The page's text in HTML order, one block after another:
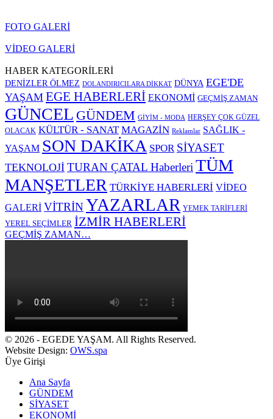
FOTO GALERİ
VİDEO GALERİ
HABER KATEGORİLERİ
DENİZLER ÖLMEZ DOLANDIRICILARA DİKKAT DÜNYA EGE'DE
YAŞAM EGE HABERLERİ EKONOMİ GEÇMİŞ ZAMAN
GÜNCEL GÜNDEM GİYİM - MODA HERŞEY ÇOK GÜZEL
OLACAK KÜLTÜR - SANAT MAGAZİN Reklamlar SAĞLIK -
YAŞAM SON DAKİKA SPOR SİYASET
TEKNOLOJİ TURAN ÇATAL Haberleri TÜM
MANŞETLER TÜRKİYE HABERLERİ VİDEO
GALERİ VİTRİNYAZARLAR YEMEK TARİFLERİ
YEREL SEÇİMLER İZMİR HABERLERİ
GEÇMİŞ ZAMAN…
© 2026 - EGEDE YAŞAM. All Rights Reserved.
Website Design: OWS.spa
Üye Girişi
Ana Sayfa
GÜNDEM
SİYASET
EKONOMİ